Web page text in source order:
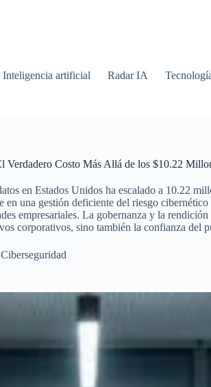
Inteligencia artificial Radar IA
Verdadero Costo Más Allá de los $10.22
en Estados Unidos ha escalado a 10.22
en una gestión deficiente del riesgo
empresariales. La gobernanza y la
corporativos, sino también la confianza del
Ciberseguridad